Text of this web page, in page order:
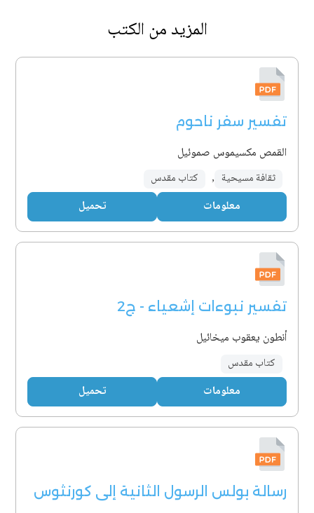
المزيد من الكتب
تفسير سفر ناحوم
القمص مكسيموس صموئيل
ثقافة مسيحية , كتاب مقدس
معلومات تحميل
تفسير نبوءات إشعياء - ج2
أنطون يعقوب ميخائيل
كتاب مقدس
معلومات تحميل
رسالة بولس الرسول الثانية إلى كورنثوس